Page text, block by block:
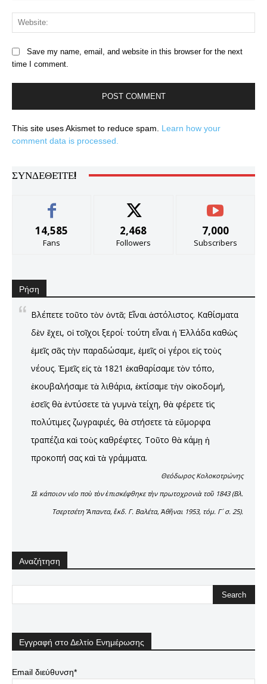
Save my name, email, and website in this browser for the next
time I comment.
This site uses Akismet to reduce spam. Learn how your
comment data is processed.
ΣΥΝΔΕΘΕΊΤΕ!
14,585
Fans
2,468
Followers
7,000
Subscribers
Ρήση
Βλέπετε τοῦτο τὸν ὀντᾶ; Εἶναι ἀστόλιστος. Καθίσματα
δὲν ἔχει, οἱ τοῖχοι ξεροί· τούτη εἶναι ἡ Ἑλλάδα καθὼς
ἐμεῖς σᾶς τὴν παραδώσαμε, ἐμεῖς οἱ γέροι εἰς τοὺς
νέους. Ἐμεῖς εἰς τὰ 1821 ἐκαθαρίσαμε τὸν τόπο,
ἐκουβαλήσαμε τὰ λιθάρια, ἐκτίσαμε τὴν οἰκοδομή,
ἐσεῖς θὰ ἐντύσετε τὰ γυμνὰ τείχη, θὰ φέρετε τὶς
πολύτιμες ζωγραφιές, θὰ στήσετε τὰ εὔμορφα
τραπέζια καὶ τοὺς καθρέφτες. Τοῦτο θὰ κάμῃ ἡ
προκοπή σας καὶ τὰ γράμματα.
Θεόδωρος Κολοκοτρώνης
Σὲ κάποιον νέο ποὺ τὸν ἐπισκέφθηκε τὴν πρωτοχρονιὰ τοῦ 1843 (Βλ.
Τσερτσέτη Ἅπαντα, ἔκδ. Γ. Βαλέτα, Ἀθῆναι 1953, τόμ. Γ´ σ. 25).
Αναζήτηση
Εγγραφή στο Δελτίο Ενημέρωσης
Email διεύθυνση*